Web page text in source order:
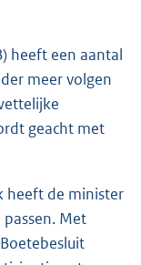
heeft een aantal
meer volgen
geacht met
heeft de minister
Met